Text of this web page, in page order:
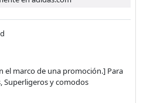
el marco de una promoción.] Para
Superligeros y comodos